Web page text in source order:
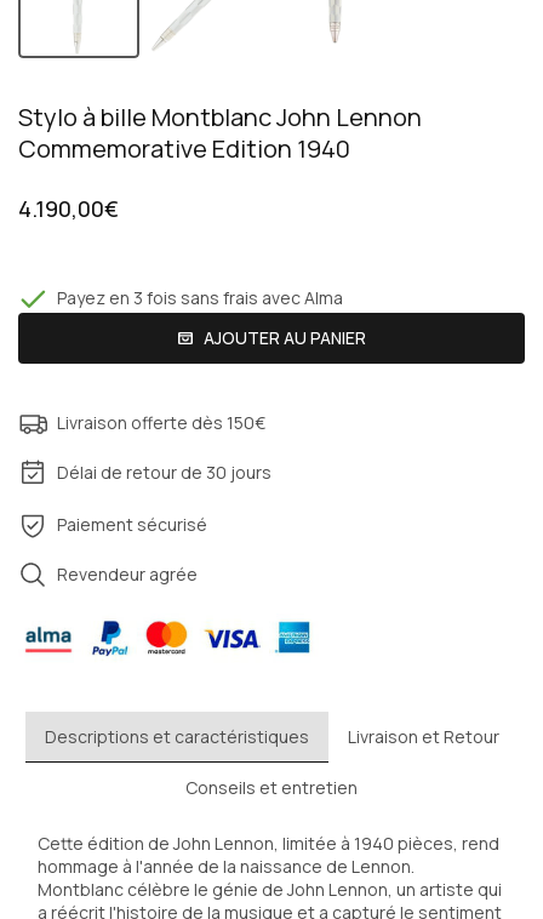
Stylo à bille Montblanc John Lennon
Commemorative Edition 1940
4.190,00€
Payez en 3 fois sans frais avec Alma
AJOUTER AU PANIER
Livraison offerte dès 150€
Délai de retour de 30 jours
Paiement sécurisé
Revendeur agrée
Descriptions et caractéristiques Livraison et Retour
Conseils et entretien
Cette édition de John Lennon, limitée à 1940 pièces, rend
hommage à l'année de la naissance de Lennon.
Montblanc célèbre le génie de John Lennon, un artiste qui
a réécrit l'histoire de la musique et a capturé le sentiment